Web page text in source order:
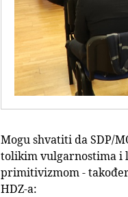
Mogu shvatiti da SDP/
tolikim vulgarnostima i
primitivizmom -
HDZ-a: